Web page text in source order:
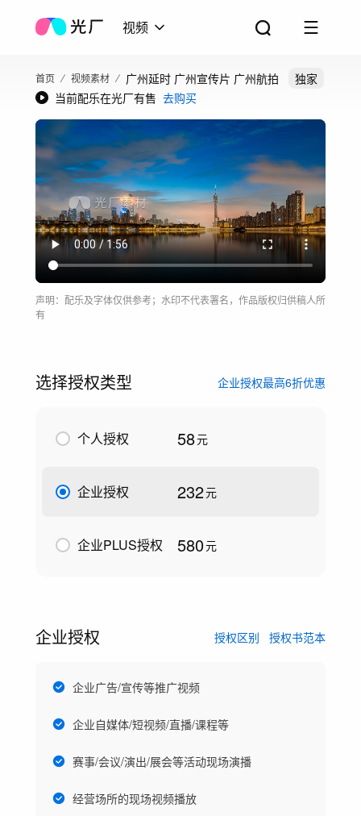
视频
首页 视频素材 广州延时 广州宣传片 广州航拍
独家
当前配乐在光厂有售 去购买
声明：配乐及字体仅供参考；水印不代表署名，作品版权归供稿人所
有
选择授权类型 企业授权最高6折优惠
个人授权 58元
企业授权 232元
企业PLUS授权 580元
企业授权 授权区别 授权书范本
企业广告/宣传等推广视频
企业自媒体/短视频/直播/课程等
赛事/会议/演出/展会等活动现场演播
经营场所的现场视频播放